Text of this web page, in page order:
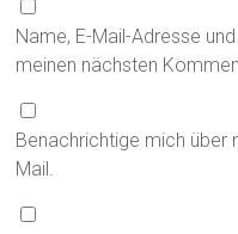
Name, E-Mail-Adresse
meinen nächsten
Benachrichtige mich über
Mail.